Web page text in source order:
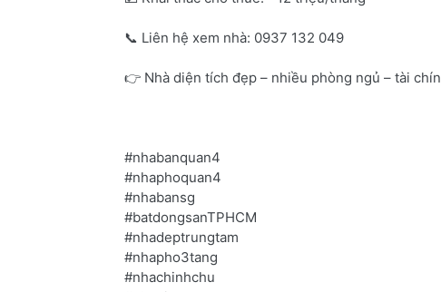
📞 Liên hệ xem nhà: 0937 132 049
👉 Nhà diện tích đẹp – nhiều phòng ngủ – tài
#nhabanquan4
#nhaphoquan4
#nhabansg
#batdongsanTPHCM
#nhadeptrungtam
#nhapho3tang
#nhachinhchu